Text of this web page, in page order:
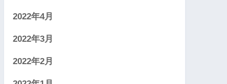
2022年4月
2022年3月
2022年2月